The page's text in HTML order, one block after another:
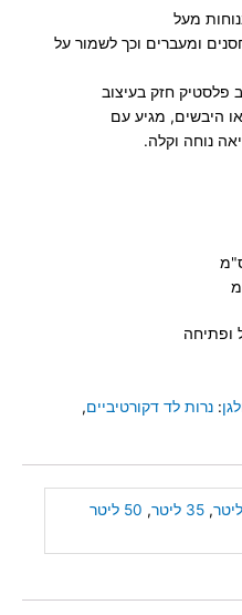
מעל
ומעברים וכך לשמור על
פלסטיק חזק בעיצוב
היבשים, מגיע עם
נוחה וקלה.
ופתיחה
: נרות לד דקורטיביים,
,35 ליטר , 50 ליטר